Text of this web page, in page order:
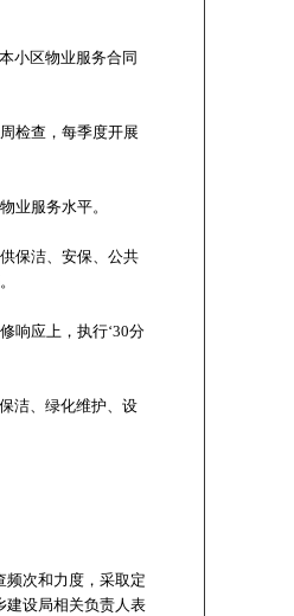
小区物业服务合同
检查，每季度开展
业服务水平。
保洁、安保、公共
响应上，执行‘30分
洁、绿化维护、设
频次和力度，采取定
建设局相关负责人表